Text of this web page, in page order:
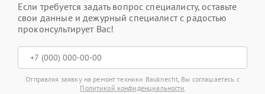
Если требуется задать вопрос специалисту, оставьте
свои данные и дежурный специалист с радостью
проконсультирует Вас!
Отправляя заявку на ремонт техники Bauknecht, Вы соглашаетесь с
Политикой конфиденциальности